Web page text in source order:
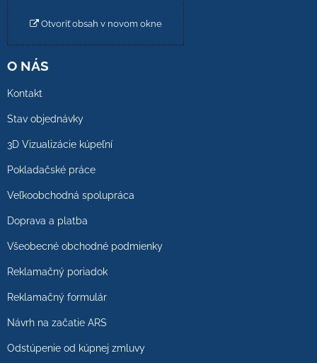
Otvoriť obsah v novom okne
O NÁS
Kontakt
Stav objednávky
3D Vizualizácie kúpeľní
Pokladačské práce
Veľkoobchodná spolupráca
Doprava a platba
Všeobecné obchodné podmienky
Reklamačný poriadok
Reklamačný formulár
Návrh na začatie ARS
Odstúpenie od kúpnej zmluvy